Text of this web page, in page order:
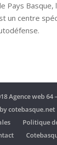
Pays Basque,
un centre
Agence web 64
cotebasque.net
Politique